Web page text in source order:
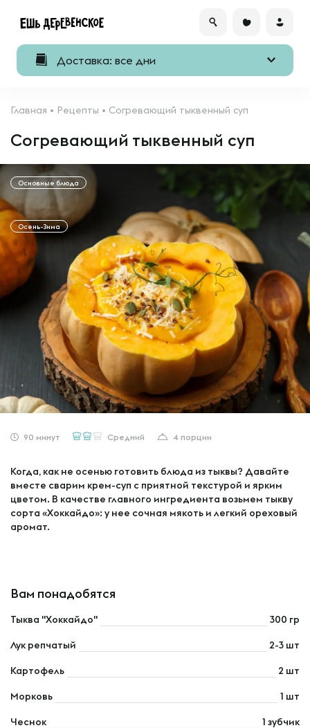
Доставка: все дни
Главная • Рецепты • Согревающий тыквенный суп
Согревающий тыквенный суп
Основные блюда
Осень-Зима
90 минут Средний 4 порции
Когда, как не осенью готовить блюда из тыквы? Давайте
вместе сварим крем-суп с приятной текстурой и ярким
цветом. В качестве главного ингредиента возьмем тыкву
сорта «Хоккайдо»: у нее сочная мякоть и легкий ореховый
аромат.
Вам понадобятся
Тыква "Хоккайдо" 300 гр
Лук репчатый 2-3 шт
Картофель 2 шт
Морковь 1 шт
Чеснок 1 зубчик